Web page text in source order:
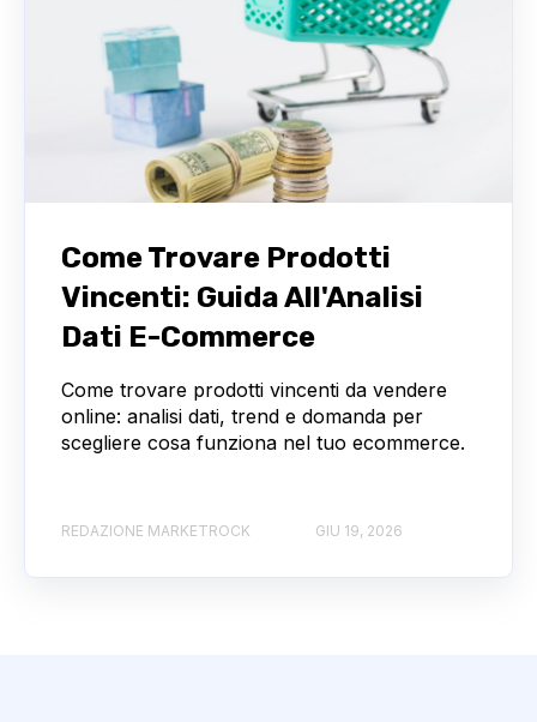
Come Trovare Prodotti
Vincenti: Guida All'Analisi
Dati E-Commerce
Come trovare prodotti vincenti da vendere
online: analisi dati, trend e domanda per
scegliere cosa funziona nel tuo ecommerce.
REDAZIONE MARKETROCK GIU 19, 2026